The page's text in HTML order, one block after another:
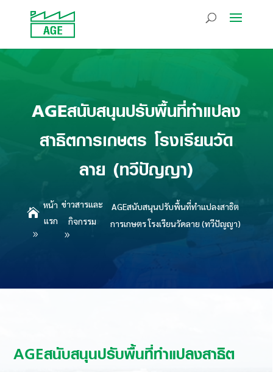
AGEสนับสนุนปรับพื้นที่ทำแปลง
สาธิตการเกษตร โรงเรียนวัด
ลาย (ทวีปัญญา)

หน้า
แรก
ข่าวสารและ
กิจกรรม
AGEสนับสนุนปรับพื้นที่ทำแปลงสาธิต
การเกษตร โรงเรียนวัดลาย (ทวีปัญญา)
AGEสนับสนุนปรับพื้นที่ทำแปลงสาธิต